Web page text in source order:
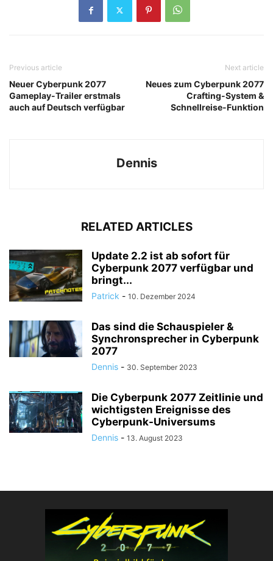
Previous article
Neuer Cyberpunk 2077
Gameplay-Trailer erstmals
auch auf Deutsch verfügbar
Next article
Neues zum Cyberpunk 2077
Crafting-System &
Schnellreise-Funktion
Dennis
RELATED ARTICLES
Update 2.2 ist ab sofort für
Cyberpunk 2077 verfügbar und
bringt...
Patrick - 10. Dezember 2024
Das sind die Schauspieler &
Synchronsprecher in Cyberpunk
2077
Dennis - 30. September 2023
Die Cyberpunk 2077 Zeitlinie und
wichtigsten Ereignisse des
Cyberpunk-Universums
Dennis - 13. August 2023